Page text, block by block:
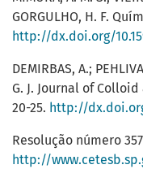
GORGULHO, H. F.
http://dx.doi.org/
DEMIRBAS, A.;
G. J. Journal of
20-25. http://
Resolução número
http://